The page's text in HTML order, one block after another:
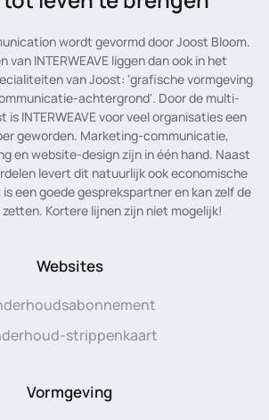
wordt gevormd door Joost Bloom.
van INTERWEAVE liggen dan ook in het
van Joost: 'grafische vormgeving
achtergrond'. Door de multi-
INTERWEAVE voor veel organisaties een
geworden. Marketing-communicatie,
en website-design zijn in één hand. Naast
levert dit natuurlijk ook economische
een goede gesprekspartner en kan zelf de
Kortere lijnen zijn niet mogelijk!
Websites
strippenkaart
Vormgeving